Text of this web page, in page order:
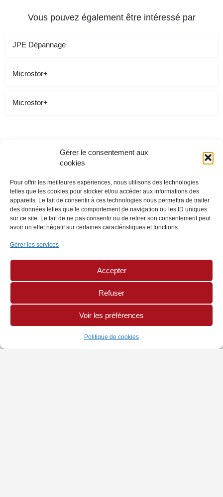
Gérer le consentement aux
cookies
Pour offrir les meilleures expériences, nous utilisons des technologies
telles que les cookies pour stocker et/ou accéder aux informations des
appareils. Le fait de consentir à ces technologies nous permettra de traiter
des données telles que le comportement de navigation ou les ID uniques
sur ce site. Le fait de ne pas consentir ou de retirer son consentement peut
avoir un effet négatif sur certaines caractéristiques et fonctions.
Gérer les services
Accepter
Refuser
Voir les préférences
Politique de cookies
Vous pouvez également être intéressé par
JPE Dépannage
Microstor+
Microstor+